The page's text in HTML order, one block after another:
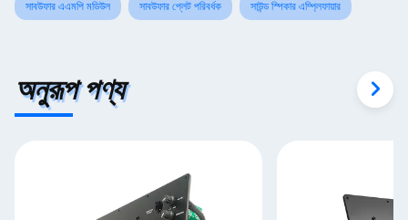
সাবউফার এএমপি মডিউল সাবউফার প্লেট পরিবর্ধক সাউন্ড স্পিকার এম্প্লিফায়ার
অনুরূপ পণ্য